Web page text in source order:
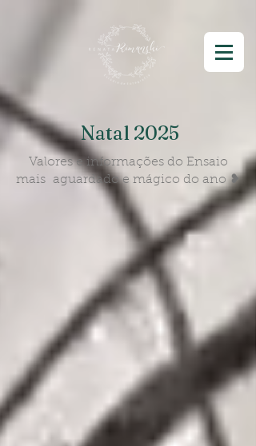
Natal 2025
Valores e informações do Ensaio
mais aguardado e mágico do ano ❥